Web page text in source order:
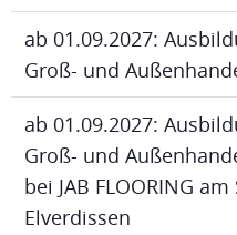
ab 01.09.2027:
Groß- und
ab 01.09.2027:
Groß- und
bei JAB FLOORING
Elverdissen